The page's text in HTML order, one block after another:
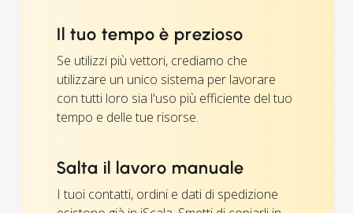
Il tuo tempo è prezioso
Se utilizzi più vettori, crediamo che
utilizzare un unico sistema per lavorare
con tutti loro sia l'uso più efficiente del tuo
tempo e delle tue risorse.
Salta il lavoro manuale
I tuoi contatti, ordini e dati di spedizione